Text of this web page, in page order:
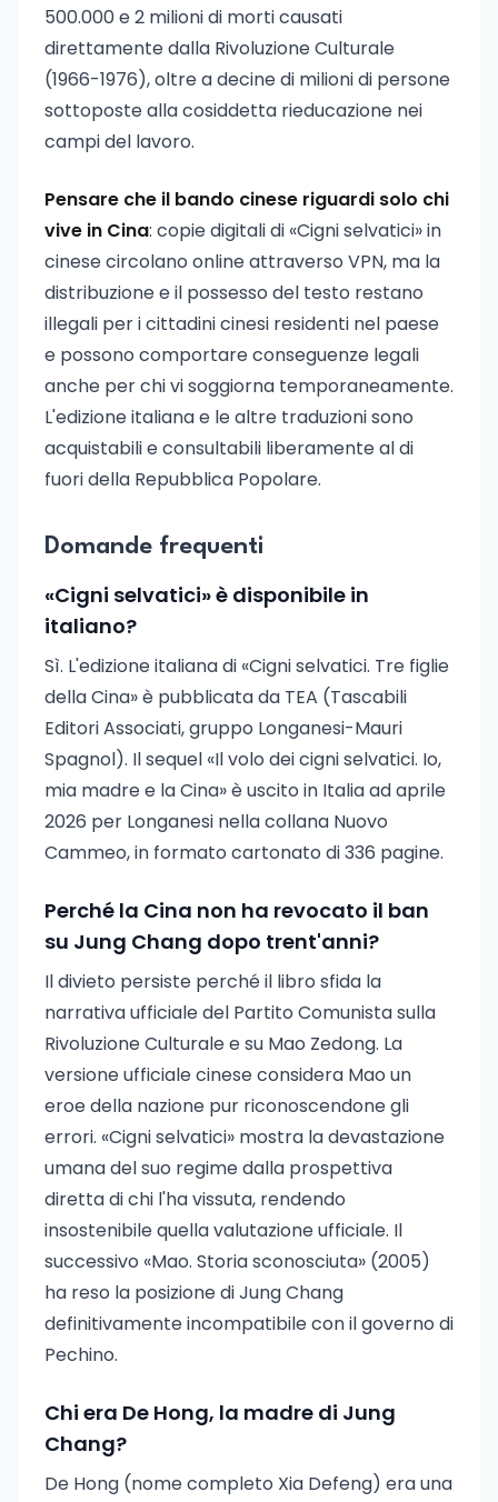
500.000 e 2 milioni di morti causati
direttamente dalla Rivoluzione Culturale
(1966-1976), oltre a decine di milioni di persone
sottoposte alla cosiddetta rieducazione nei
campi del lavoro.
Pensare che il bando cinese riguardi solo chi
vive in Cina: copie digitali di «Cigni selvatici» in
cinese circolano online attraverso VPN, ma la
distribuzione e il possesso del testo restano
illegali per i cittadini cinesi residenti nel paese
e possono comportare conseguenze legali
anche per chi vi soggiorna temporaneamente.
L'edizione italiana e le altre traduzioni sono
acquistabili e consultabili liberamente al di
fuori della Repubblica Popolare.
Domande frequenti
«Cigni selvatici» è disponibile in
italiano?
Sì. L'edizione italiana di «Cigni selvatici. Tre figlie
della Cina» è pubblicata da TEA (Tascabili
Editori Associati, gruppo Longanesi-Mauri
Spagnol). Il sequel «Il volo dei cigni selvatici. Io,
mia madre e la Cina» è uscito in Italia ad aprile
2026 per Longanesi nella collana Nuovo
Cammeo, in formato cartonato di 336 pagine.
Perché la Cina non ha revocato il ban
su Jung Chang dopo trent'anni?
Il divieto persiste perché il libro sfida la
narrativa ufficiale del Partito Comunista sulla
Rivoluzione Culturale e su Mao Zedong. La
versione ufficiale cinese considera Mao un
eroe della nazione pur riconoscendone gli
errori. «Cigni selvatici» mostra la devastazione
umana del suo regime dalla prospettiva
diretta di chi l'ha vissuta, rendendo
insostenibile quella valutazione ufficiale. Il
successivo «Mao. Storia sconosciuta» (2005)
ha reso la posizione di Jung Chang
definitivamente incompatibile con il governo di
Pechino.
Chi era De Hong, la madre di Jung
Chang?
De Hong (nome completo Xia Defeng) era una